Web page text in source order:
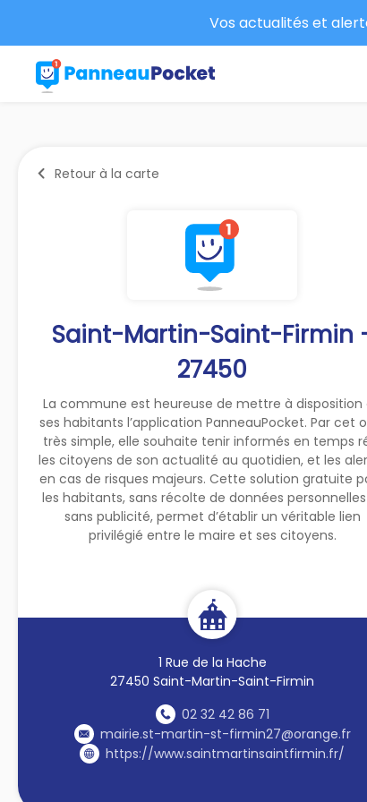
Vos actualités et
Retour à la carte
Saint-Martin-Saint-Firmin
27450
La commune est heureuse de mettre à disposition
ses habitants l’application PanneauPocket. Par cet
très simple, elle souhaite tenir informés en temps
les citoyens de son actualité au quotidien, et les
en cas de risques majeurs. Cette solution gratuite
les habitants, sans récolte de données
sans publicité, permet d’établir un véritable lien
privilégié entre le maire et ses citoyens.
1 Rue de la Hache
27450 Saint-Martin-Saint-Firmin
02 32 42 86 71
mairie.st-martin-st-firmin27@orange.fr
https://www.saintmartinsaintfirmin.fr/